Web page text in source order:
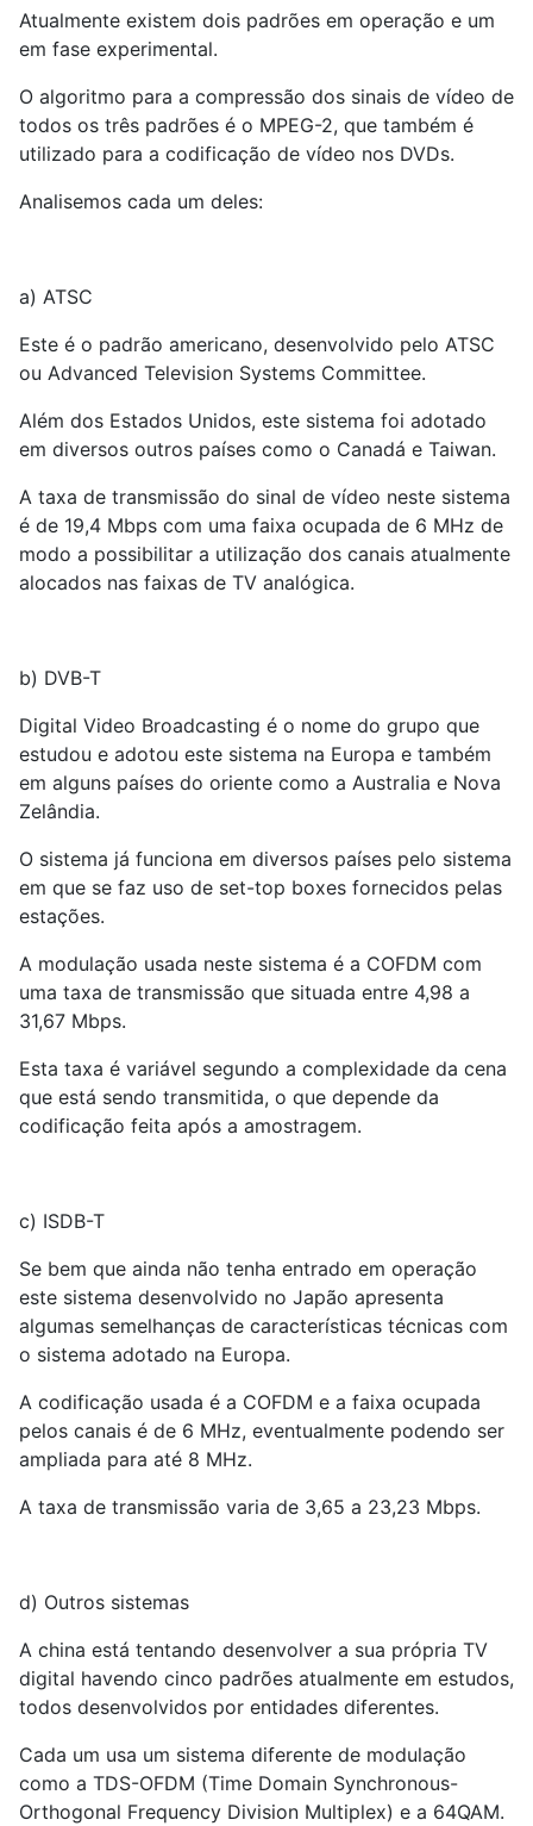
Atualmente existem dois padrões em operação e um
em fase experimental.
O algoritmo para a compressão dos sinais de vídeo de
todos os três padrões é o MPEG-2, que também é
utilizado para a codificação de vídeo nos DVDs.
Analisemos cada um deles:
a) ATSC
Este é o padrão americano, desenvolvido pelo ATSC
ou Advanced Television Systems Committee.
Além dos Estados Unidos, este sistema foi adotado
em diversos outros países como o Canadá e Taiwan.
A taxa de transmissão do sinal de vídeo neste sistema
é de 19,4 Mbps com uma faixa ocupada de 6 MHz de
modo a possibilitar a utilização dos canais atualmente
alocados nas faixas de TV analógica.
b) DVB-T
Digital Video Broadcasting é o nome do grupo que
estudou e adotou este sistema na Europa e também
em alguns países do oriente como a Australia e Nova
Zelândia.
O sistema já funciona em diversos países pelo sistema
em que se faz uso de set-top boxes fornecidos pelas
estações.
A modulação usada neste sistema é a COFDM com
uma taxa de transmissão que situada entre 4,98 a
31,67 Mbps.
Esta taxa é variável segundo a complexidade da cena
que está sendo transmitida, o que depende da
codificação feita após a amostragem.
c) ISDB-T
Se bem que ainda não tenha entrado em operação
este sistema desenvolvido no Japão apresenta
algumas semelhanças de características técnicas com
o sistema adotado na Europa.
A codificação usada é a COFDM e a faixa ocupada
pelos canais é de 6 MHz, eventualmente podendo ser
ampliada para até 8 MHz.
A taxa de transmissão varia de 3,65 a 23,23 Mbps.
d) Outros sistemas
A china está tentando desenvolver a sua própria TV
digital havendo cinco padrões atualmente em estudos,
todos desenvolvidos por entidades diferentes.
Cada um usa um sistema diferente de modulação
como a TDS-OFDM (Time Domain Synchronous-
Orthogonal Frequency Division Multiplex) e a 64QAM.